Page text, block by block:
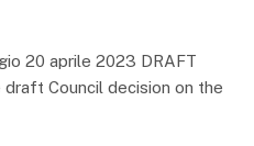
20 aprile 2023 DRAFT
Council decision on the